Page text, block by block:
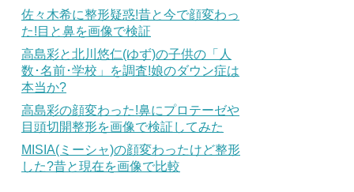
佐々木希に整形疑惑!昔と今で顔変わっ
た!目と鼻を画像で検証
高島彩と北川悠仁(ゆず)の子供の「人
数･名前･学校」を調査!娘のダウン症は
本当か?
高島彩の顔変わった!鼻にプロテーゼや
目頭切開整形を画像で検証してみた
MISIA(ミーシャ)の顔変わったけど整形
した?昔と現在を画像で比較